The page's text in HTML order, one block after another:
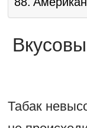
Табак